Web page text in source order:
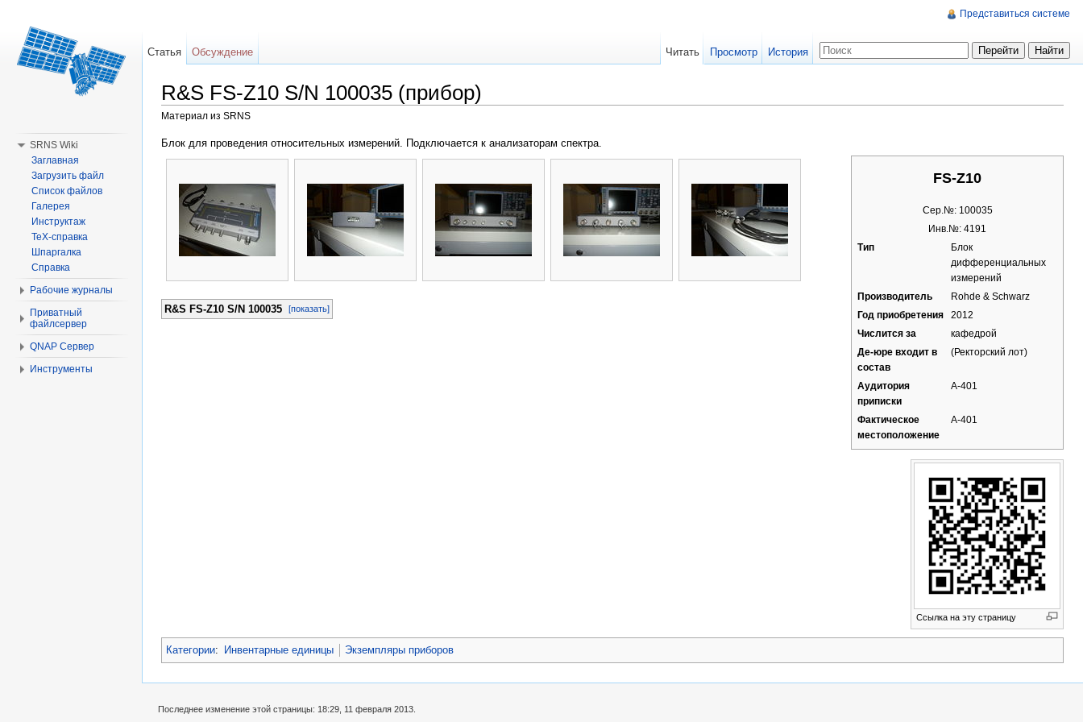
R&S FS-Z10 S/N 100035 (прибор)
Материал из SRNS
Блок для проведения относительных измерений. Подключается к анализаторам спектра.
FS-Z10
Сер.№: 100035
Инв.№: 4191
Тип
Блок
дифференциальных
измерений
Производитель
Rohde & Schwarz
Год приобретения
2012
Числится за
кафедрой
Де-юре входит в
состав
(Ректорский лот)
Аудитория
приписки
А-401
Фактическое
местоположение
А-401
Ссылка на эту страницу
[показать]
R&S FS-Z10 S/N 100035
Категории: Инвентарные единицы Экземпляры приборов
Представиться системе
Статья Обсуждение Читать Просмотр История
SRNS Wiki
Заглавная
Загрузить файл
Список файлов
Галерея
Инструктаж
TeX-справка
Шпаргалка
Справка
Рабочие журналы
Приватный
файлсервер
QNAP Сервер
Инструменты
Последнее изменение этой страницы: 18:29, 11 февраля 2013.